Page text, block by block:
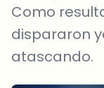
Como
dispararon
atascando.